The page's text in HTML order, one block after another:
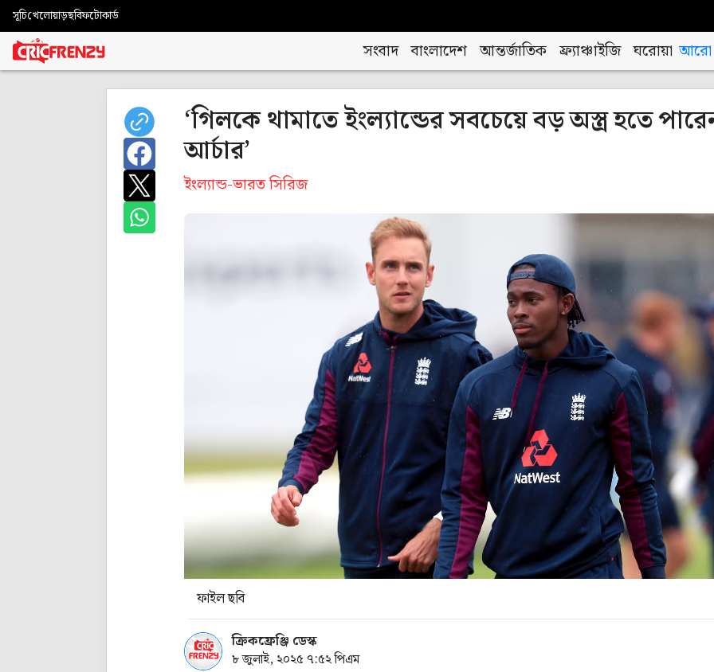
সূচিখেলোয়াড়ছবিফটোকার্ড
সংবাদ বাংলাদেশ আন্তর্জাতিক ফ্র্যাঞ্চাইজি ঘরোয়া আরো
‘গিলকে থামাতে ইংল্যান্ডের সবচেয়ে বড় অস্ত্র হতে
আর্চার’
ইংল্যান্ড-ভারত সিরিজ
ফাইল ছবি
ক্রিকফ্রেঞ্জি ডেস্ক
৮ জুলাই, ২০২৫ ৭:৫২ পিএম